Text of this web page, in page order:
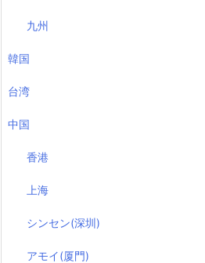
九州
韓国
台湾
中国
香港
上海
シンセン(深圳)
アモイ(厦門)